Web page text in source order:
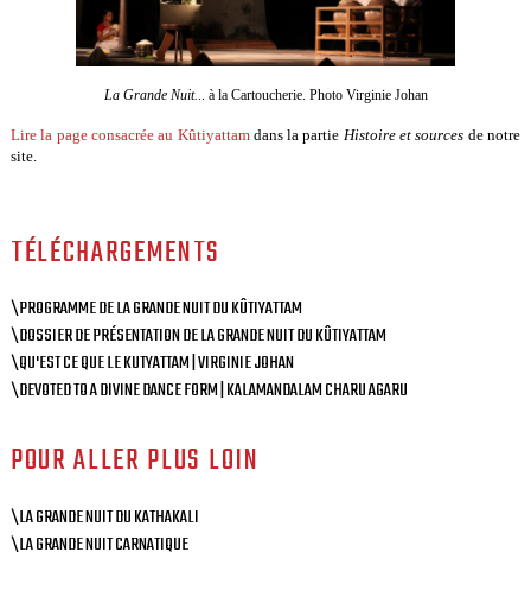
La Grande Nuit. .. à la Cartoucherie. Photo Virginie Johan
Lire la page consacrée au Kûtiyattamdans la partie Histoire et sources de notre
site.
TÉLÉCHARGEMENTS
\PROGRAMME DE LA GRANDE NUIT DU KÛTIYATTAM
\DOSSIER DE PRÉSENTATION DE LA GRANDE NUIT DU KÛTIYATTAM
\QU'EST CE QUE LE KUTYATTAM | VIRGINIE JOHAN
\DEVOTED TO A DIVINE DANCE FORM | KALAMANDALAM CHARU AGARU
POUR ALLER PLUS LOIN
\LA GRANDE NUIT DU KATHAKALI
\LA GRANDE NUIT CARNATIQUE